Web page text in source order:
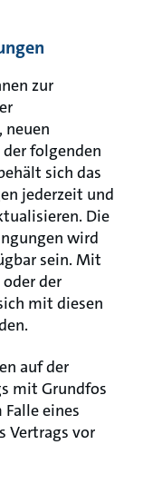
zur
neuen
folgenden
sich das
jederzeit und
Die
wird
sein. Mit
der
mit diesen
auf der
mit Grundfos
eines
Vertrags vor